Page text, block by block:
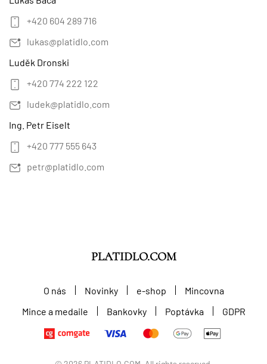
+420 604 289 716
lukas@platidlo.com
Luděk Dronski
+420 774 222 122
ludek@platidlo.com
Ing. Petr Eiselt
+420 777 555 643
petr@platidlo.com
PLATIDLO.COM
O nás Novinky e-shop
Mincovna
Mince a medaile
Bankovky Poptávka GDPR